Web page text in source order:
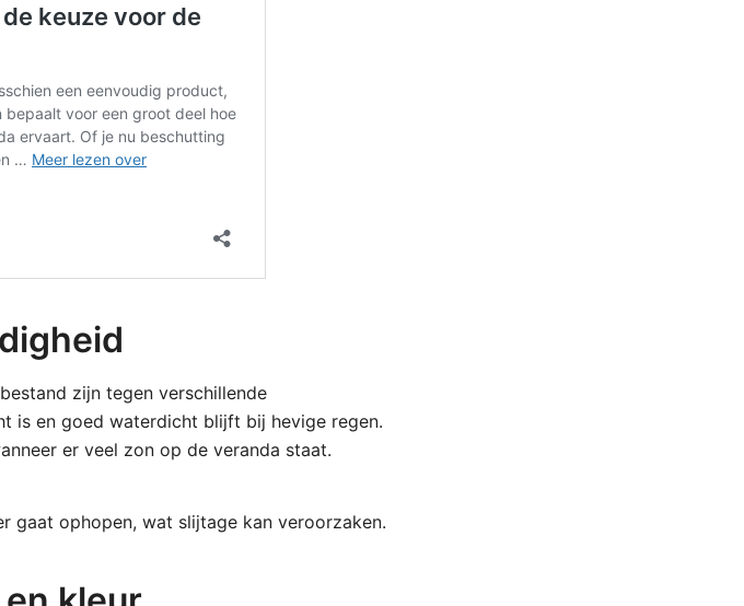
zijn tegen verschillende
is en goed waterdicht blijft bij hevige regen.
er veel zon op de veranda staat.
gaat ophopen, wat slijtage kan veroorzaken.